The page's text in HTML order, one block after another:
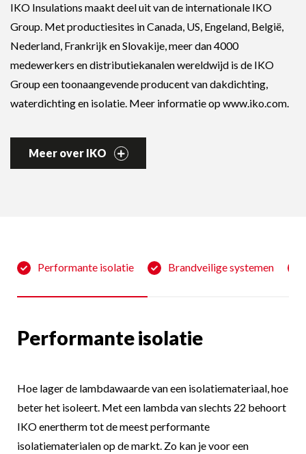
IKO Insulations maakt deel uit van de internationale IKO
Group. Met productiesites in Canada, US, Engeland, België,
Nederland, Frankrijk en Slovakije, meer dan 4000
medewerkers en distributiekanalen wereldwijd is de IKO
Group een toonaangevende producent van dakdichting,
waterdichting en isolatie. Meer informatie op www.iko.com.
Meer over IKO
Performante isolatie
Hoe lager de lambdawaarde van een isolatiemateriaal, hoe
beter het isoleert. Met een lambda van slechts 22 behoort
IKO enertherm tot de meest performante
isolatiematerialen op de markt. Zo kan je voor een
Performante isolatie Brandveilige systemen